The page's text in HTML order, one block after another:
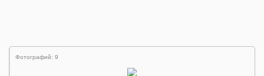
Фотографий: 9